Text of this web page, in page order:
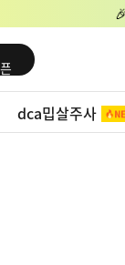
dca밉살주사